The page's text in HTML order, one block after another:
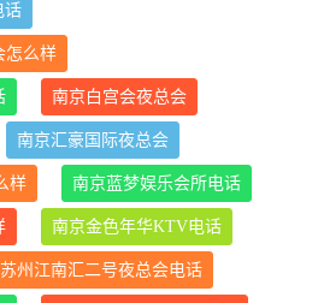
话
怎么样
南京白宫会夜总会
南京汇豪国际夜总会
样 南京蓝梦娱乐会所电话
南京金色年华KTV电话
苏州江南汇二号夜总会电话